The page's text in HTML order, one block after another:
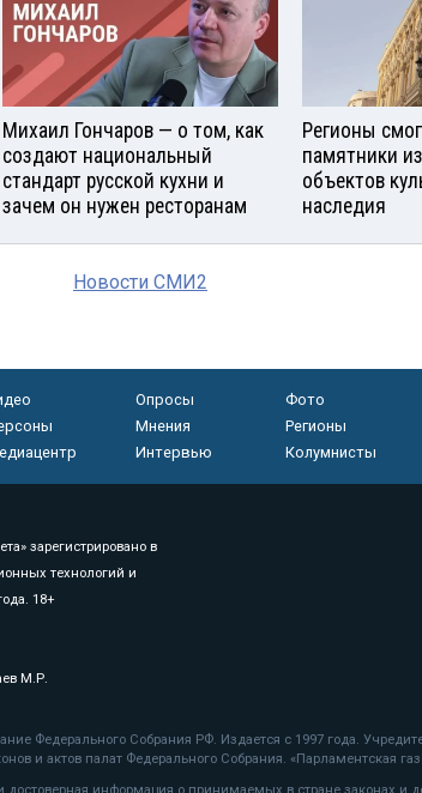
Михаил Гончаров — о том, как
создают национальный
стандарт русской кухни и
зачем он нужен ресторанам
Регионы
памятники
объектов
наследия
Новости СМИ2
Опросы
Фото
Мнения
Регионы
Интервью Колумнисты
зарегистрировано в
технологий и
18+
М.Р.
Федерального Собрания РФ. Издается с 1997 года.
и актов палат Федерального Собрания. «Парламентская